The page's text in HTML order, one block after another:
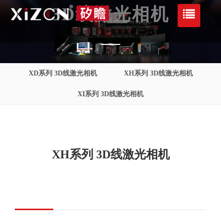
3D线激光相机
XD系列 3D线激光相机 XH系列 3D线激光相机
XI系列 3D线激光相机
XH系列 3D线激光相机